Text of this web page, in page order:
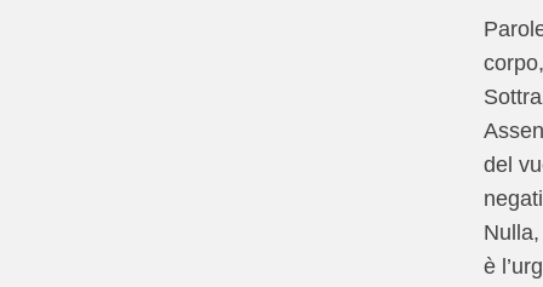
corpo,
del
è